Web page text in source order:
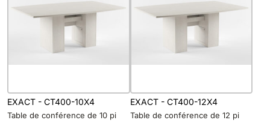
EXACT - CT400-10X4
Table de conférence de 10 pi
EXACT - CT400-12X4
Table de conférence de 12 pi